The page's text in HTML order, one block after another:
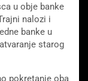
u obje banke
nalozi i
banke u
starog
pokretanje oba